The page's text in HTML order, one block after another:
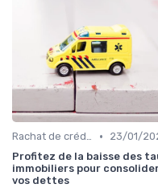
Rachat de crédit immobilier •
23/01/
Profitez de la baisse des
immobiliers pour
vos dettes